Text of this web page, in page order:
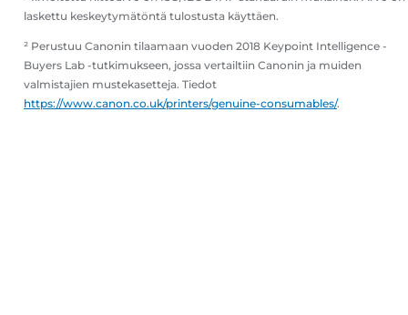
laskettu keskeytymätöntä tulostusta käyttäen.
² Perustuu Canonin tilaamaan vuoden 2018 Keypoint Intelligence -
Buyers Lab -tutkimukseen, jossa vertailtiin Canonin ja muiden
valmistajien mustekasetteja. Tiedot
https://www.canon.co.uk/printers/genuine-consumables/.